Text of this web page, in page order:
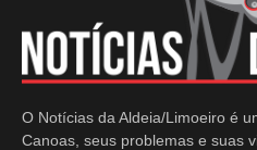
O Notícias da Aldeia/Limoeiro é
Canoas, seus problemas e suas